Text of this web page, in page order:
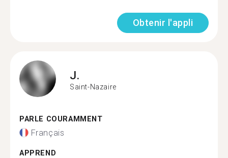
Obtenir l'appli
J.
Saint-Nazaire
PARLE COURAMMENT
Français
APPREND